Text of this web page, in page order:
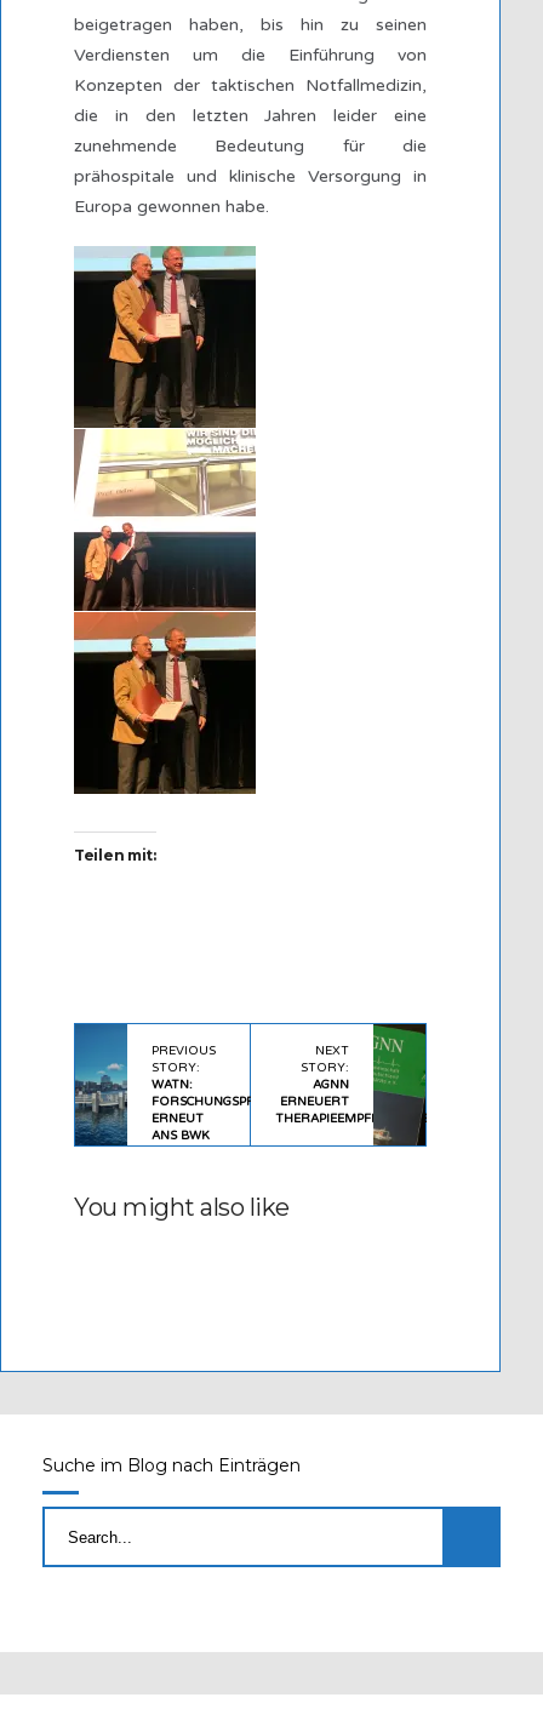
beigetragen haben, bis hin zu seinen
Verdiensten um die Einführung von
Konzepten der taktischen Notfallmedizin,
die in den letzten Jahren leider eine
zunehmende Bedeutung für die
prähospitale und klinische Versorgung in
Europa gewonnen habe.
Teilen mit:
PREVIOUS
STORY:
WATN:
FORSCHUNGSPREIS
ERNEUT
ANS BWK
NEXT
STORY:
AGNN
ERNEUERT
THERAPIEEMPFEHLUNGEN
You might also like
Suche im Blog nach Einträgen